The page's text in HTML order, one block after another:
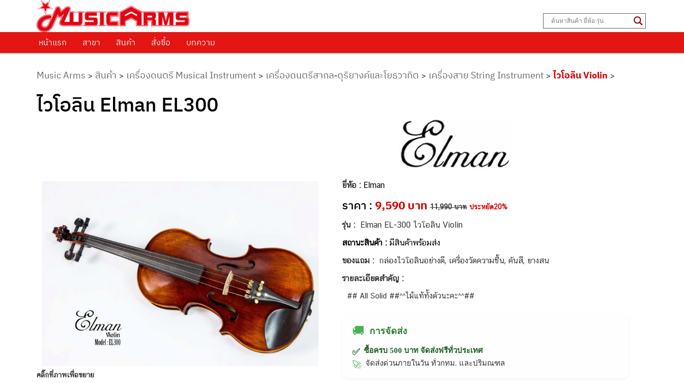
Music Arms
ศูนย์รวมครื่องดนตรีทุกชนิด ตั้งแต่เริ่มต้นถึงมืออาชีพ
Skip to primary content
หน้าแรก สาขา สินค้า สั่งซื้อ บทความ
Music Arms > สินค้า > เครื่องดนตรี Musical Instrument > เครื่องดนตรีสากล-ดุริยางค์และโยธวาทิต > เครื่องสาย String Instrument > ไวโอลิน Violin >
ไวโอลิน Elman EL300
คลิ๊กที่ภาพเพื่อขยาย
ยี่ห้อ : Elman
ราคา : 9,590 บาท 11,990 บาท ประหยัด20%
รุ่น : Elman EL-300 ไวโอลิน Violin
สถานะสินค้า : มีสินค้าพร้อมส่ง
ของแถม : กล่องไวโอลินอย่างดี, เครื่องวัดความชื้น, คันสี, ยางสน
รายละเอียดสำคัญ :
## All Solid ##^^ไม้แท้ทั้งตัวนะคะ^^##
🚚 การจัดส่ง
✅ ซื้อครบ 500 บาท จัดส่งฟรีทั่วประเทศ
🚀 จัดส่งด่วนภายในวัน ทั่วกทม. และปริมณฑล